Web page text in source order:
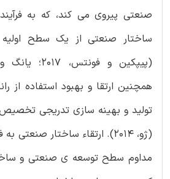
صنعتی پیروی می کند، که به
ساختار صنعتی از یک سطح
همچنین ارتقا و بهبود استفاده از
تولید و بهینه سازی تدریجی
(ژو، 2014). ارتقاء ساختار
مداوم سطح توسعه ی صنعتی و